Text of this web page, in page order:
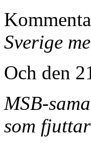
Sverige
Och den
MSB-
som